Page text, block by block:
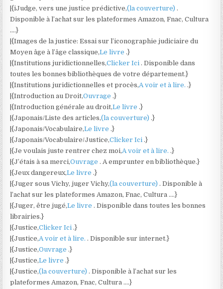
|{iJudge, vers une justice prédictive,(la couverture).
Disponible à l’achat sur les plateformes Amazon, Fnac, Cultura
….}
|{Images de la justice: Essai sur l’iconographie judiciaire du
Moyen âge à l’âge classique,Le livre.}
|{Institutions juridictionnelles,Clicker Ici. Disponible dans
toutes les bonnes bibliothèques de votre département.}
|{Institutions juridictionnelles et procès,A voir et à lire..}
|{Introduction au Droit,Ouvrage.}
|{Introduction générale au droit,Le livre.}
|{Japonais/Liste des articles,(la couverture).}
|{Japonais/Vocabulaire,Le livre.}
|{Japonais/Vocabulaire/Justice,Clicker Ici.}
|{Je voulais juste rentrer chez moi,A voir et à lire..}
|{J’étais à sa merci,Ouvrage. A emprunter en bibliothèque.}
|{Jeux dangereux,Le livre.}
|{Juger sous Vichy, juger Vichy,(la couverture). Disponible à
l’achat sur les plateformes Amazon, Fnac, Cultura ….}
|{Juger, être jugé,Le livre. Disponible dans toutes les bonnes
librairies.}
|{Justice,Clicker Ici.}
|{Justice,A voir et à lire.. Disponible sur internet.}
|{Justice,Ouvrage.}
|{Justice,Le livre.}
|{Justice,(la couverture). Disponible à l’achat sur les
plateformes Amazon, Fnac, Cultura ….}